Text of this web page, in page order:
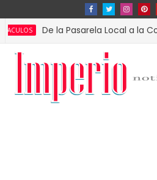
De la Pasarela Local a la Corona